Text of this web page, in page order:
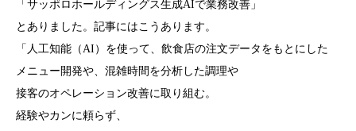
「サッポロホールディングス生成AIで業務改善」
とありました。記事にはこうあります。
「人工知能（AI）を使って、飲食店の注文データをもとにした
メニュー開発や、混雑時間を分析した調理や
接客のオペレーション改善に取り組む。
経験やカンに頼らず、